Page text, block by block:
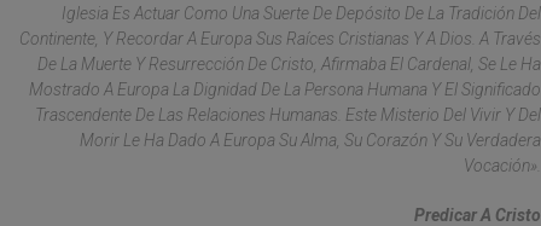
Iglesia Es Actuar Como Una Suerte De Depósito De La Tradición Del
Continente, Y Recordar A Europa Sus Raíces Cristianas Y A Dios. A Través
De La Muerte Y Resurrección De Cristo, Afirmaba El Cardenal, Se Le Ha
Mostrado A Europa La Dignidad De La Persona Humana Y El Significado
Trascendente De Las Relaciones Humanas. Este Misterio Del Vivir Y Del
Morir Le Ha Dado A Europa Su Alma, Su Corazón Y Su Verdadera
Vocación».
Predicar A Cristo